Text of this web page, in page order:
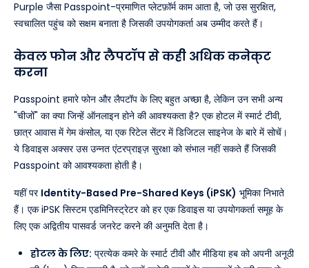
Purple जैसा Passpoint-प्रमाणित प्लेटफ़ॉर्म काम आता है, जो उस सुरक्षित,
स्वचालित पहुंच को सक्षम बनाता है जिसकी उपयोगकर्ता अब उम्मीद करते हैं।
केवल फोन और लैपटॉप से ​​कहीं अधिक कनेक्ट
करना
Passpoint हमारे फोन और लैपटॉप के लिए बहुत अच्छा है, लेकिन उन सभी अन्य
"चीजों" का क्या जिन्हें ऑनलाइन होने की आवश्यकता है? एक होटल में स्मार्ट टीवी,
छात्र आवास में गेम कंसोल, या एक रिटेल सेंटर में डिजिटल साइनेज के बारे में सोचें।
ये डिवाइस अक्सर उस उन्नत एंटरप्राइज़ सुरक्षा को संभाल नहीं सकते हैं जिसकी
Passpoint को आवश्यकता होती है।
यहीं पर Identity-Based Pre-Shared Keys (iPSK) भूमिका निभाते
हैं। एक iPSK सिस्टम एडमिनिस्ट्रेटर को हर एक डिवाइस या उपयोगकर्ता समूह के
लिए एक अद्वितीय पासवर्ड जनरेट करने की अनुमति देता है।
होटल के लिए: प्रत्येक कमरे के स्मार्ट टीवी और मीडिया हब को अपनी अनूठी